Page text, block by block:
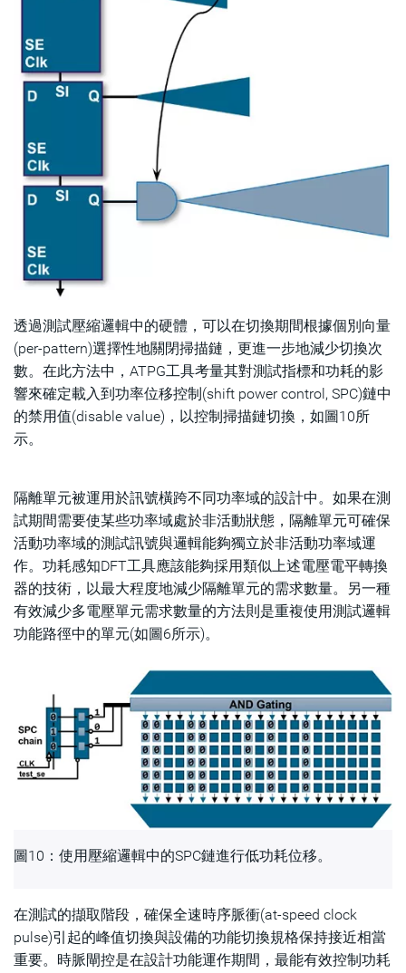
透過測試壓縮邏輯中的硬體，可以在切換期間根據個別向量
(per-pattern)選擇性地關閉掃描鏈，更進一步地減少切換次
數。在此方法中，ATPG工具考量其對測試指標和功耗的影
響來確定載入到功率位移控制(shift power control, SPC)鏈中
的禁用值(disable value)，以控制掃描鏈切換，如圖10所
示。
隔離單元被運用於訊號橫跨不同功率域的設計中。如果在測
試期間需要使某些功率域處於非活動狀態，隔離單元可確保
活動功率域的測試訊號與邏輯能夠獨立於非活動功率域運
作。功耗感知DFT工具應該能夠採用類似上述電壓電平轉換
器的技術，以最大程度地減少隔離單元的需求數量。另一種
有效減少多電壓單元需求數量的方法則是重複使用測試邏輯
功能路徑中的單元(如圖6所示)。
圖10：使用壓縮邏輯中的SPC鏈進行低功耗位移。
在測試的擷取階段，確保全速時序脈衝(at-speed clock
pulse)引起的峰值切換與設備的功能切換規格保持接近相當
重要。時脈閘控是在設計功能運作期間，最能有效控制功耗